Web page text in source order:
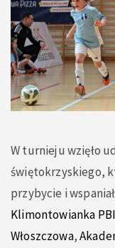
W turnieju wzięło
świętokrzyskiego,
przybycie i
Klimontowianka
Włoszczowa,